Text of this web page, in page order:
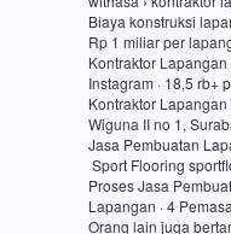
Biaya konstruksi
Rp 1 miliar per
Kontraktor
Instagram · 18,5 rb+
Kontraktor Lapangan
Wiguna II no 1,
Jasa Pembuatan
Sport Flooring
Proses Jasa
Lapangan · 4
Orang lain juga